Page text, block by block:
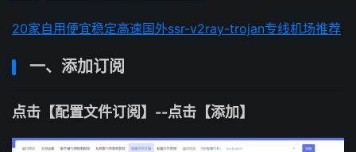
20家自用便宜稳定高速国外ssr-v2ray-trojan专线机场推荐
一、添加订阅
点击【配置文件订阅】--点击【添加】